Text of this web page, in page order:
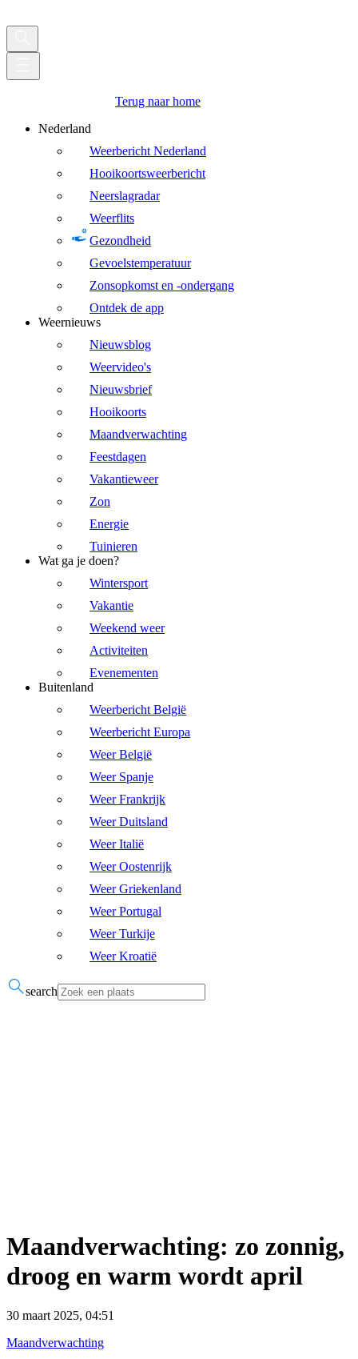
Terug naar home
Nederland
Weerbericht Nederland
Hooikoortsweerbericht
Neerslagradar
Weerflits
Gezondheid
Gevoelstemperatuur
Zonsopkomst en -ondergang
Ontdek de app
Weernieuws
Nieuwsblog
Weervideo's
Nieuwsbrief
Hooikoorts
Maandverwachting
Feestdagen
Vakantieweer
Zon
Energie
Tuinieren
Wat ga je doen?
Wintersport
Vakantie
Weekend weer
Activiteiten
Evenementen
Buitenland
Weerbericht België
Weerbericht Europa
Weer België
Weer Spanje
Weer Frankrijk
Weer Duitsland
Weer Italië
Weer Oostenrijk
Weer Griekenland
Weer Portugal
Weer Turkije
Weer Kroatië
search
Maandverwachting: zo zonnig,
droog en warm wordt april
30 maart 2025, 04:51
Maandverwachting